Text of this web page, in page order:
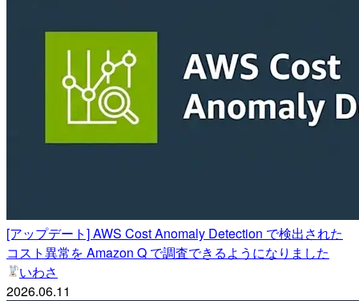
[アップデート] AWS Cost Anomaly Detection で検出された
コスト異常を Amazon Q で調査できるようになりました
いわさ
2026.06.11